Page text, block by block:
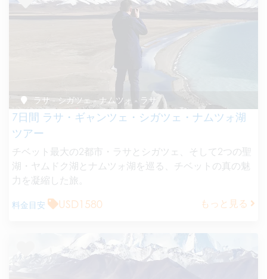
ラサ - シガツェ - ナムツォ - ラサ
7日間 ラサ・ギャンツェ・シガツェ・ナムツォ湖
ツアー
チベット最大の2都市・ラサとシガツェ、そして2つの聖
湖・ヤムドク湖とナムツォ湖を巡る、チベットの真の魅
力を凝縮した旅。
料金目安 USD1580 もっと見る